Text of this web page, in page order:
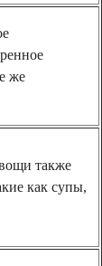
же
также
как супы,